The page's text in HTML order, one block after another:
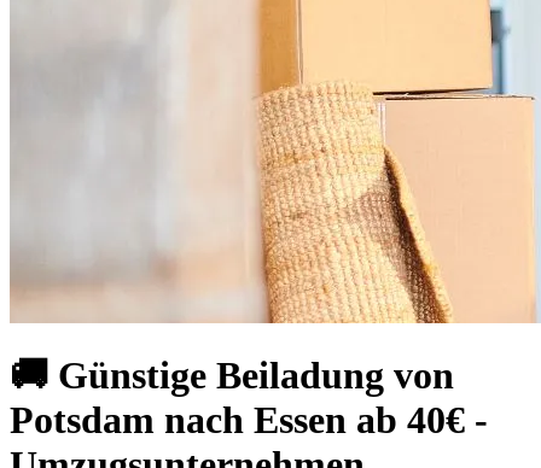
🚚 Günstige Beiladung von
Potsdam nach Essen ab 40€ -